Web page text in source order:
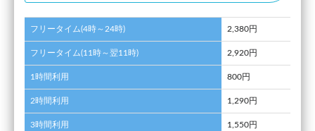
フリータイム(4時～24時) 2,380円
フリータイム(11時～翌11時) 2,920円
1時間利用 800円
2時間利用 1,290円
3時間利用 1,550円